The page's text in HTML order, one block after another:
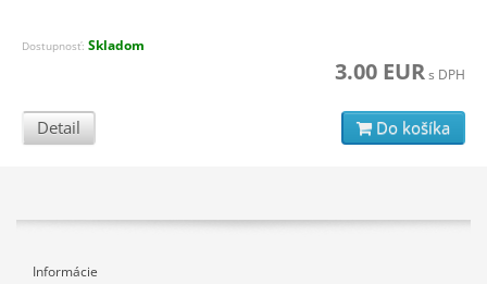
Dostupnosť: Skladom
3.00 EURs DPH
Detail Do košíka
Informácie